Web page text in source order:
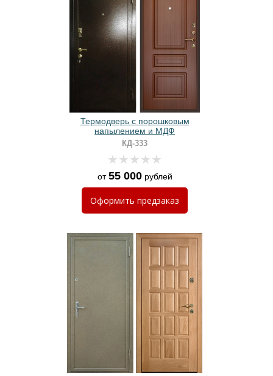
Термодверь с порошковым
напылением и МДФ
КД-333
от55 000рублей
Оформить предзаказ